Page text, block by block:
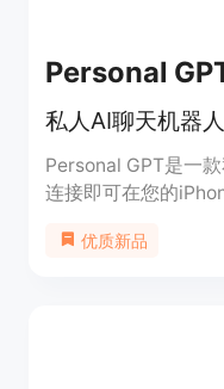
Personal
私人AI聊天机器
Personal GPT是一
连接即可在您的
踪或分享数据。功
优质新品